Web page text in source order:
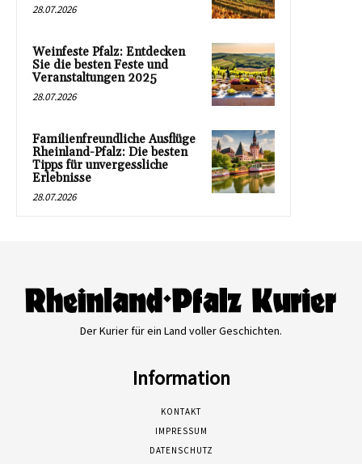
28.07.2026
Weinfeste Pfalz: Entdecken
Sie die besten Feste und
Veranstaltungen 2025
28.07.2026
Familienfreundliche Ausflüge
Rheinland-Pfalz: Die besten
Tipps für unvergessliche
Erlebnisse
28.07.2026
Der Kurier für ein Land voller Geschichten.
Information
KONTAKT
IMPRESSUM
DATENSCHUTZ